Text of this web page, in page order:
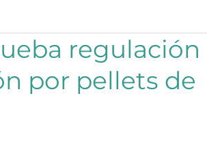
regulación
por pellets de